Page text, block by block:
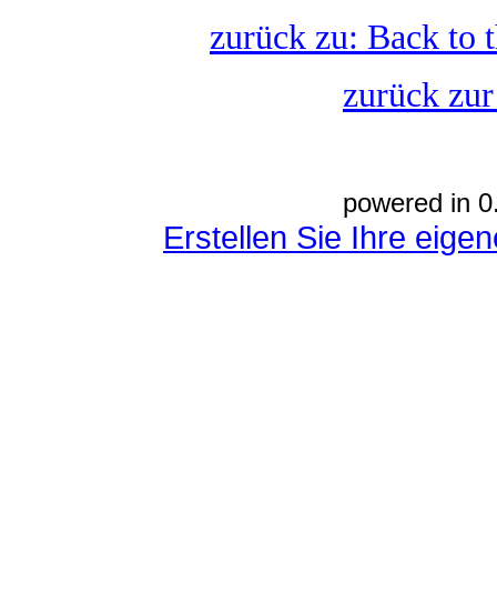
zurück zu: Back to
zurück
powered in
Erstellen Sie Ihre